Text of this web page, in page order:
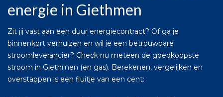
energie in Giethmen
Zit jij vast aan een duur energiecontract? Of ga je
binnenkort verhuizen en wil je een betrouwbare
stroomleverancier? Check nu meteen de goedkoopste
stroom in Giethmen (en gas). Berekenen, vergelijken en
overstappen is een fluitje van een cent: